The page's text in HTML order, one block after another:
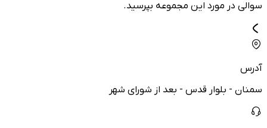
سوالی در مورد این مجموعه بپرسید.
آدرس
سمنان - بلوار قدس - بعد از شورای شهر